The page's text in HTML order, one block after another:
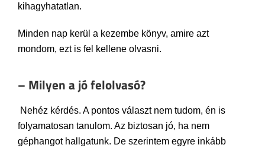
kihagyhatatlan.
Minden nap kerül a kezembe könyv, amire azt
mondom, ezt is fel kellene olvasni.
– Milyen a jó felolvasó?
Nehéz kérdés. A pontos választ nem tudom, én is
folyamatosan tanulom. Az biztosan jó, ha nem
géphangot hallgatunk. De szerintem egyre inkább